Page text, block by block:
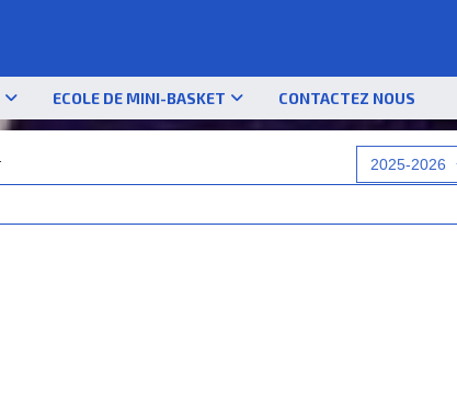
ECOLE DE MINI-BASKET CONTACTEZ NOUS
2025-2026